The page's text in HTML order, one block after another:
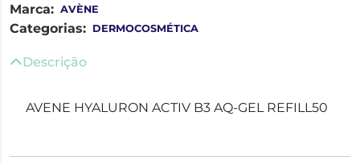
Marca: AVÈNE
Categorias: DERMOCOSMÉTICA
Descrição
AVENE HYALURON ACTIV B3 AQ-GEL REFILL50